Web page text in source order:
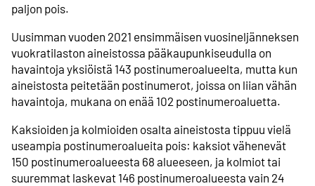
paljon pois.
Uusimman vuoden 2021 ensimmäisen vuosineljänneksen
vuokratilaston aineistossa pääkaupunkiseudulla on
havaintoja yksiöistä 143 postinumeroalueelta, mutta kun
aineistosta peitetään postinumerot, joissa on liian vähän
havaintoja, mukana on enää 102 postinumeroaluetta.
Kaksioiden ja kolmioiden osalta aineistosta tippuu vielä
useampia postinumeroalueita pois: kaksiot vähenevät
150 postinumeroalueesta 68 alueeseen, ja kolmiot tai
suuremmat laskevat 146 postinumeroalueesta vain 24